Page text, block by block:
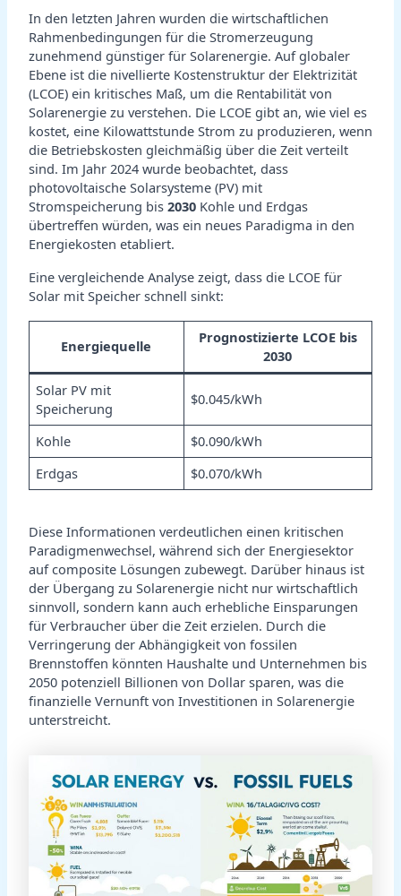
In den letzten Jahren wurden die wirtschaftlichen
Rahmenbedingungen für die Stromerzeugung
zunehmend günstiger für Solarenergie. Auf globaler
Ebene ist die nivellierte Kostenstruktur der Elektrizität
(LCOE) ein kritisches Maß, um die Rentabilität von
Solarenergie zu verstehen. Die LCOE gibt an, wie viel es
kostet, eine Kilowattstunde Strom zu produzieren, wenn
die Betriebskosten gleichmäßig über die Zeit verteilt
sind. Im Jahr 2024 wurde beobachtet, dass
photovoltaische Solarsysteme (PV) mit
Stromspeicherung bis 2030Kohle und Erdgas
übertreffen würden, was ein neues Paradigma in den
Energiekosten etabliert.
Eine vergleichende Analyse zeigt, dass die LCOE für
Solar mit Speicher schnell sinkt:
Energiequelle
Prognostizierte LCOE bis
2030
Solar PV mit
Speicherung
$0.045/kWh
Kohle
$0.090/kWh
Erdgas
$0.070/kWh
Diese Informationen verdeutlichen einen kritischen
Paradigmenwechsel, während sich der Energiesektor
auf composite Lösungen zubewegt. Darüber hinaus ist
der Übergang zu Solarenergie nicht nur wirtschaftlich
sinnvoll, sondern kann auch erhebliche Einsparungen
für Verbraucher über die Zeit erzielen. Durch die
Verringerung der Abhängigkeit von fossilen
Brennstoffen könnten Haushalte und Unternehmen bis
2050 potenziell Billionen von Dollar sparen, was die
finanzielle Vernunft von Investitionen in Solarenergie
unterstreicht.